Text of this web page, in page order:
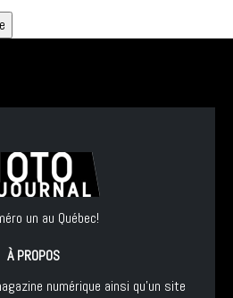
un au Québec!
À PROPOS
numérique ainsi qu'un site